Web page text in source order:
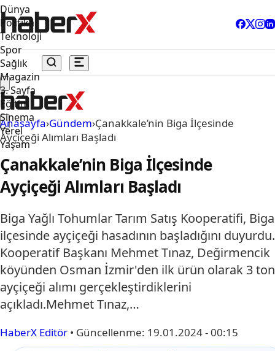
Dünya
Politika
Teknoloji
Spor
Sağlık
Magazin
3. Sayfa
Eğitim
Sinema
Yerel
Yaşam
Anasayfa›Gündem›Çanakkale’nin Biga İlçesinde
Ayçiçeği Alımları Başladı
Çanakkale’nin Biga İlçesinde
Ayçiçeği Alımları Başladı
Biga Yağlı Tohumlar Tarım Satış Kooperatifi, Biga
ilçesinde ayçiçeği hasadının başladığını duyurdu.
Kooperatif Başkanı Mehmet Tınaz, Değirmencik
köyünden Osman İzmir'den ilk ürün olarak 3 ton
ayçiçeği alımı gerçekleştirdiklerini
açıkladı.Mehmet Tınaz,…
HaberX Editör • Güncellenme: 19.01.2024 - 00:15